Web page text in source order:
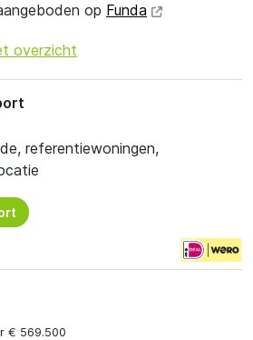
op Funda
overzicht
referentiewoningen,
€ 569.500